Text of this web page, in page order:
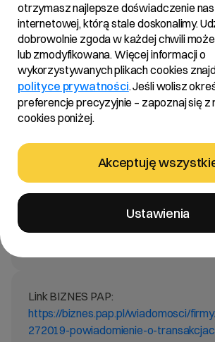
Podstawa prawna:
Art. 19 ust. 3 MAR – informacja o
wykonywanych przez osoby pełniące
zarządcze.
Treść:
informuje, że wpłynęło do Spółki
transakcjach wykonywanych na
Link BIZNES PAP:
https://biznes.pap.pl/wiadomosci/
272019-powiadomienie-o-
otrzymasz najlepsze doświadczenie
internetowej, którą stale doskonalimy.
dobrowolnie zgoda w każdej chwili
lub zmodyfikowana. Więcej informacji o
wykorzystywanych plikach cookies
polityce prywatności. Jeśli wolisz
preferencje precyzyjnie – zapoznaj się z
cookies poniżej.
Akceptuję
Ustawienia